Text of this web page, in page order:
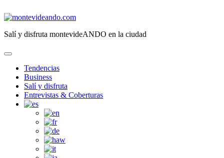
al
montevideando.com
Salí y disfruta montevideANDO en la ciudad
Tendencias
Business
Salí y disfruta
Entrevistas & Coberturas